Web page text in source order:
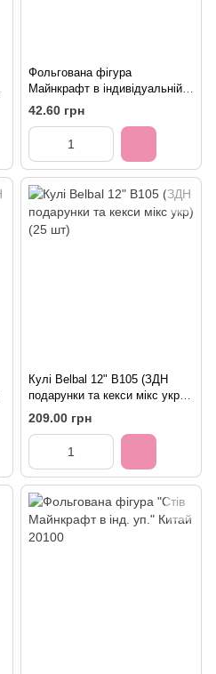
Фольгована фігура
Майнкрафт в індивідуальній
упаковці (Китай) 02072
42.60 грн
Кулі Belbal 12" B105 (ЗДН
подарунки та кекси мікс укр)
(25 шт)
209.00 грн